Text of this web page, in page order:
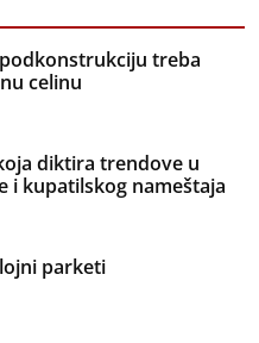
treba
celinu
diktira trendove u
i kupatilskog nameštaja
parketi